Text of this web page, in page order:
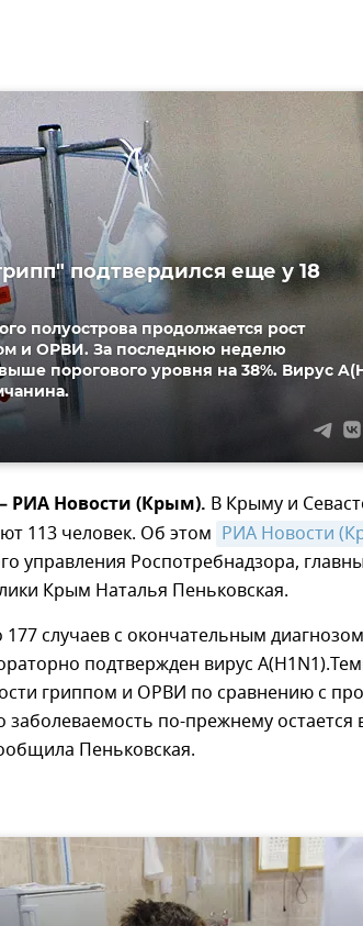
подтвердился еще у 18
полуострова продолжается рост
и ОРВИ. За последнюю неделю
порогового уровня на 38%. Вирус
РИА Новости (Крым). В Крыму и
113 человек. Об этом РИА Новости
управления Роспотребнадзора,
Крым Наталья Пеньковская.
177 случаев с окончательным
подтвержден вирус
гриппом и ОРВИ по сравнению с
заболеваемость по-прежнему
Пеньковская.